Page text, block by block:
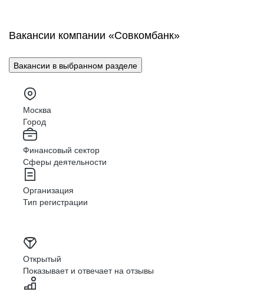
Вакансии компании «Совкомбанк»
Вакансии в выбранном разделе
Москва
Город
Финансовый сектор
Сферы деятельности
Организация
Тип регистрации
Открытый
Показывает и отвечает на отзывы